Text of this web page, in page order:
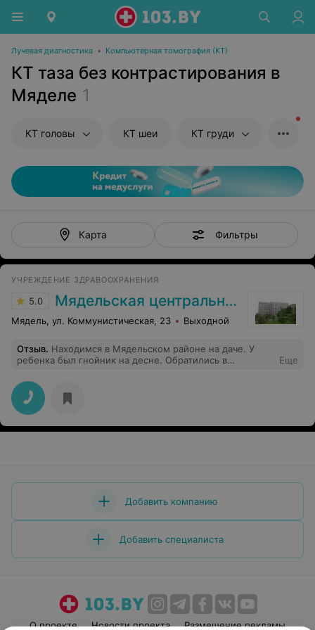
Лучевая диагностика • Компьютерная томография (КТ)
КТ таза без контрастирования в
Мяделе 1
КТ головы КТ шеи КТ груди
Карта Фильтры
УЧРЕЖДЕНИЕ ЗДРАВООХРАНЕНИЯ
5.0 Мядельская центральная районная больница
Мядель, ул. Коммунистическая, 23 Выходной
Отзыв. Находимся в Мядельском районе на даче. У
ребенка был гнойник на десне. Обратились в
Стоматолог быстро обработала десну, дала
рекомендации. Спасибо за оперативность и
вежливость!
Еще
Добавить компанию
Добавить специалиста
О проекте Новости проекта Размещение рекламы